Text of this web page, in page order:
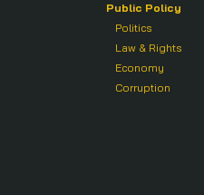
Public Policy
Politics
Law & Rights
Economy
Corruption